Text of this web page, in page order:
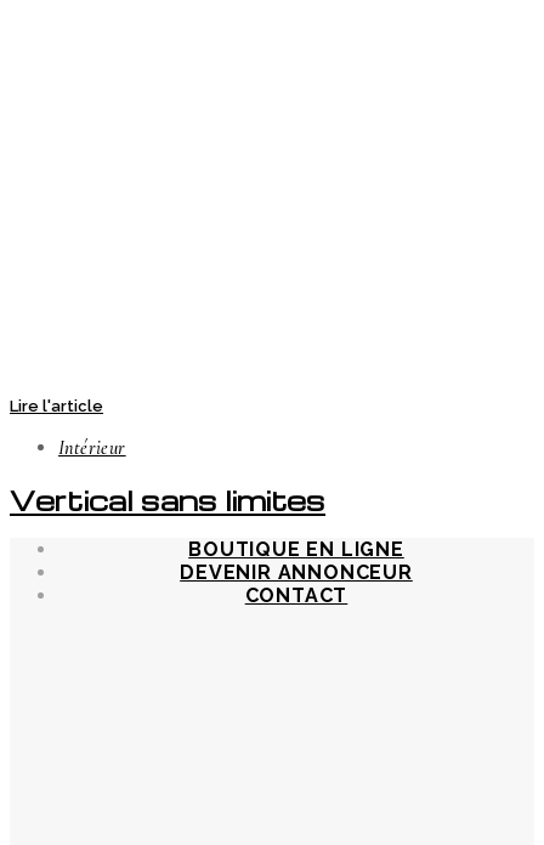
Lire l'article
Intérieur
Vertical sans limites
BOUTIQUE EN LIGNE
DEVENIR ANNONCEUR
CONTACT